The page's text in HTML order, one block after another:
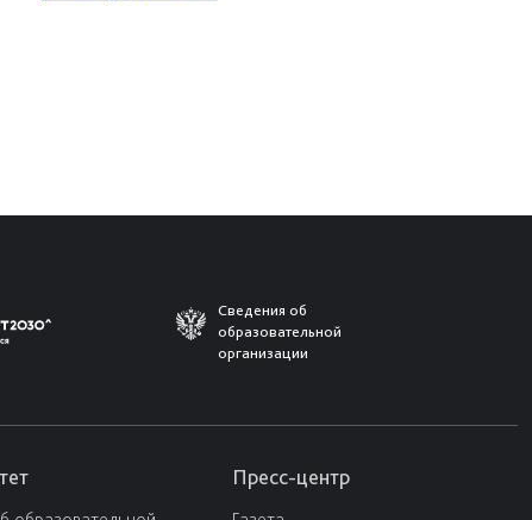
Сведения об
образовательной
организации
Пресс-центр